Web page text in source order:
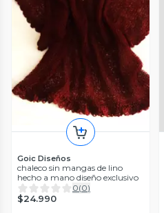
Goic Diseños
chaleco sin mangas de lino
hecho a mano diseño exclusivo
0(0)
$24.990